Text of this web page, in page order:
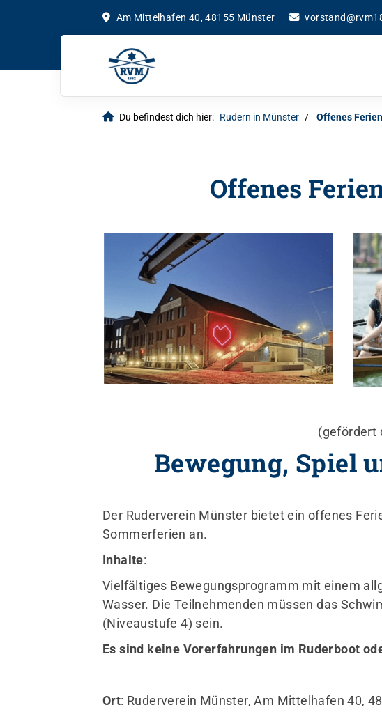
Am Mittelhafen 40, 48155 Münster
Du befindest dich hier: Rudern in Münster Offenes
Offenes
(gefördert
Bewegung, Spiel
Der Ruderverein Münster bietet ein offenes
Sommerferien an.
Inhalte:
Vielfältiges Bewegungsprogramm mit einem
Wasser. Die Teilnehmenden müssen das
(Niveaustufe 4) sein.
Es sind keine Vorerfahrungen im Ruderboot
Ort: Ruderverein Münster, Am Mittelhafen 40,
Am Mittelhafen 40